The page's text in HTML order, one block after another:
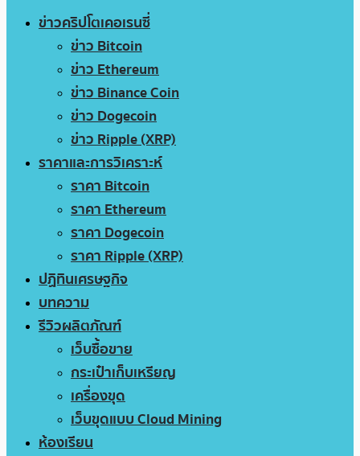
ข่าวคริปโตเคอเรนซี่
ข่าว Bitcoin
ข่าว Ethereum
ข่าว Binance Coin
ข่าว Dogecoin
ข่าว Ripple (XRP)
ราคาและการวิเคราะห์
ราคา Bitcoin
ราคา Ethereum
ราคา Dogecoin
ราคา Ripple (XRP)
ปฏิทินเศรษฐกิจ
บทความ
รีวิวผลิตภัณฑ์
เว็บซื้อขาย
กระเป๋าเก็บเหรียญ
เครื่องขุด
เว็บขุดแบบ Cloud Mining
ห้องเรียน